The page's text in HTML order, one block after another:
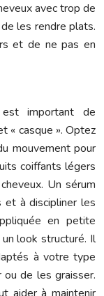
avec trop de
les rendre plats.
et de ne pas en
important de
« casque ». Optez
mouvement pour
coiffants légers
Un sérum
à discipliner les
en petite
look structuré. Il
à votre type
de les graisser.